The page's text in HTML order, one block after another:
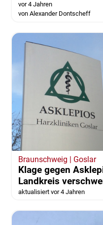
vor 4 Jahren
von Alexander Dontscheff
Braunschweig | Goslar
Klage gegen
Landkreis
aktualisiert vor 4 Jahren